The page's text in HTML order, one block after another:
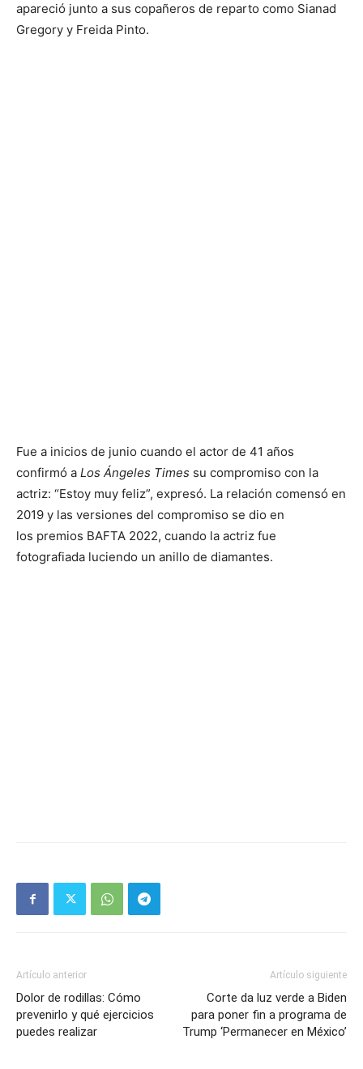
apareció junto a sus copañeros de reparto como Sianad
Gregory y Freida Pinto.
Fue a inicios de junio cuando el actor de 41 años
confirmó a Los Ángeles Times su compromiso con la
actriz: “Estoy muy feliz”, expresó. La relación comensó en
2019 y las versiones del compromiso se dio en
los premios BAFTA 2022, cuando la actriz fue
fotografiada luciendo un anillo de diamantes.
Artículo anterior
Dolor de rodillas: Cómo
prevenirlo y qué ejercicios
puedes realizar
Artículo siguiente
Corte da luz verde a Biden
para poner fin a programa de
Trump ‘Permanecer en México’